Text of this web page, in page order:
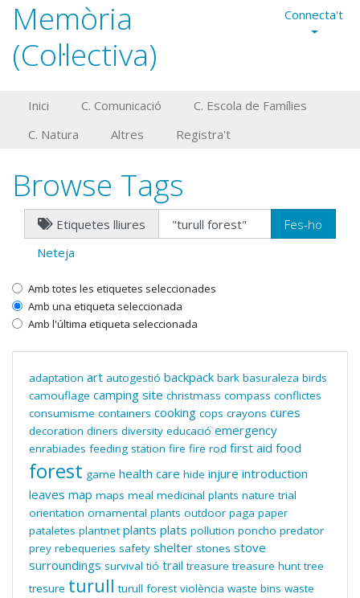
Memòria
(Col·lectiva)
Connecta't
Inici C. Comunicació
C. Escola de Famílies
C. Natura
Altres Registra't
Browse Tags
Etiquetes lliures
Neteja
Amb totes les etiquetes seleccionades
Amb una etiqueta seleccionada
Amb l'última etiqueta seleccionada
adaptation art autogestió backpack bark basuraleza birds
camouflage camping site christmass compass conflictes
consumisme containers cooking cops crayons cures
decoration diners diversity educació emergency
enrabiades feeding station fire fire rod first aid food
forest game health care hide injure introduction
leaves map maps meal medicinal plants nature trial
orientation ornamental plants outdoor paga paper
pataletes plantnet plants plats pollution poncho predator
prey rebequeries safety shelter stones stove
surroundings survival tió trail treasure treasure hunt tree
tresure turull turull forest violència waste bins waste